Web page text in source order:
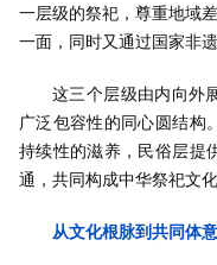
一层级的祭祀，尊重地域
一面，同时又通过国家非
这三个层级由内向外
广泛包容性的同心圆结构
持续性的滋养，民俗层提
通，共同构成中华祭祀文化
从文化根脉到共同体